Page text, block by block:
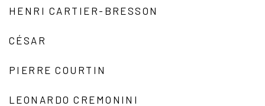
HENRI CARTIER-BRESSON
CÉSAR
PIERRE COURTIN
LEONARDO CREMONINI